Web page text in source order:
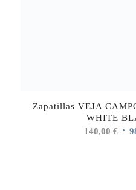
Zapatillas VEJA
WHITE
140,00€ El